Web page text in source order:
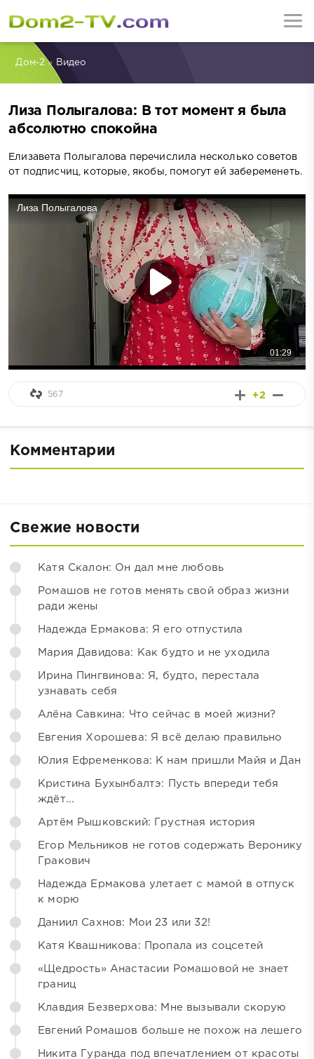
Дом-2» Видео
Лиза Полыгалова: В тот момент я была
абсолютно спокойна
Елизавета Полыгалова перечислила несколько советов
от подписчиц, которые, якобы, помогут ей забеременеть.
+2
567
Комментарии
Свежие новости
Катя Скалон: Он дал мне любовь
Ромашов не готов менять свой образ жизни
ради жены
Надежда Ермакова: Я его отпустила
Мария Давидова: Как будто и не уходила
Ирина Пингвинова: Я, будто, перестала
узнавать себя
Алёна Савкина: Что сейчас в моей жизни?
Евгения Хорошева: Я всё делаю правильно
Юлия Ефременкова: К нам пришли Майя и Дан
Кристина Бухынбалтэ: Пусть впереди тебя
ждёт...
Артём Рышковский: Грустная история
Егор Мельников не готов содержать Веронику
Гракович
Надежда Ермакова улетает с мамой в отпуск
к морю
Даниил Сахнов: Мои 23 или 32!
Катя Квашникова: Пропала из соцсетей
«Щедрость» Анастасии Ромашовой не знает
границ
Клавдия Безверхова: Мне вызывали скорую
Евгений Ромашов больше не похож на лешего
Никита Гуранда под впечатлением от красоты